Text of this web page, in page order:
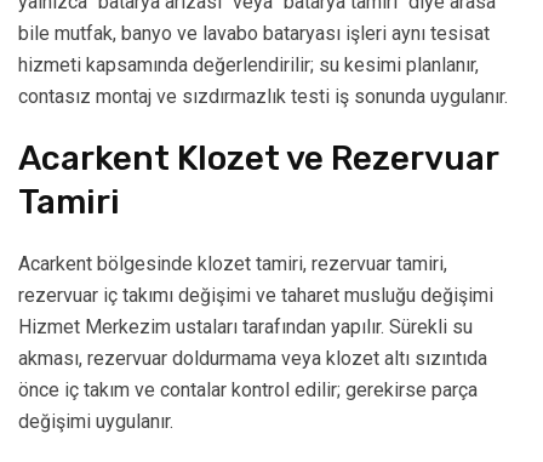
bile mutfak, banyo ve lavabo bataryası işleri aynı tesisat
hizmeti kapsamında değerlendirilir; su kesimi planlanır,
contasız montaj ve sızdırmazlık testi iş sonunda uygulanır.
Acarkent Klozet ve Rezervuar
Tamiri
Acarkent bölgesinde klozet tamiri, rezervuar tamiri,
rezervuar iç takımı değişimi ve taharet musluğu değişimi
Hizmet Merkezim ustaları tarafından yapılır. Sürekli su
akması, rezervuar doldurmama veya klozet altı sızıntıda
önce iç takım ve contalar kontrol edilir; gerekirse parça
değişimi uygulanır.